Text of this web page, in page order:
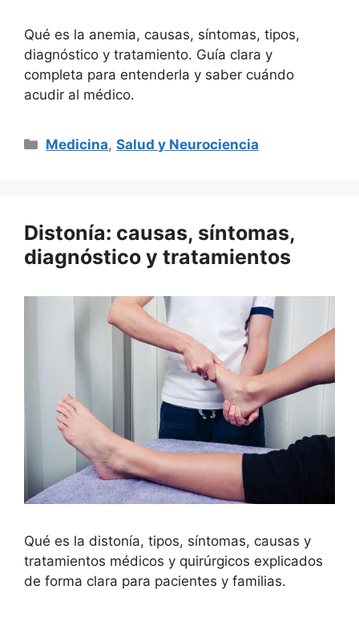
Qué es la anemia, causas, síntomas, tipos,
diagnóstico y tratamiento. Guía clara y
completa para entenderla y saber cuándo
acudir al médico.
Categorías
Medicina,Salud y Neurociencia
Distonía: causas, síntomas,
diagnóstico y tratamientos
Qué es la distonía, tipos, síntomas, causas y
tratamientos médicos y quirúrgicos explicados
de forma clara para pacientes y familias.